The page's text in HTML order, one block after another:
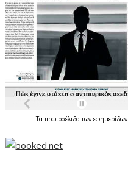
Ταπρωτοσέλιδατωνεφημερίδων